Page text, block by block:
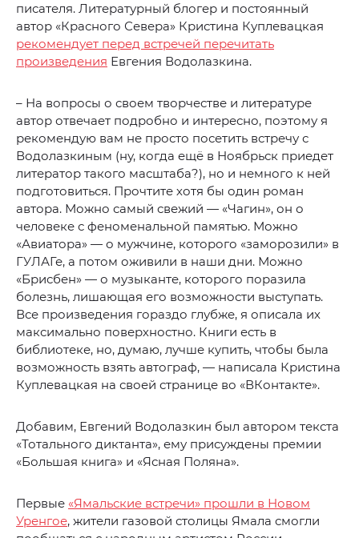
писателя. Литературный блогер и постоянный
автор «Красного Севера» Кристина Куплевацкая
рекомендует перед встречей перечитать
произведения Евгения Водолазкина.
– На вопросы о своем творчестве и литературе
автор отвечает подробно и интересно, поэтому я
рекомендую вам не просто посетить встречу с
Водолазкиным (ну, когда ещё в Ноябрьск приедет
литератор такого масштаба?), но и немного к ней
подготовиться. Прочтите хотя бы один роман
автора. Можно самый свежий — «Чагин», он о
человеке с феноменальной памятью. Можно
«Авиатора» — о мужчине, которого «заморозили» в
ГУЛАГе, а потом оживили в наши дни. Можно
«Брисбен» — о музыканте, которого поразила
болезнь, лишающая его возможности выступать.
Все произведения гораздо глубже, я описала их
максимально поверхностно. Книги есть в
библиотеке, но, думаю, лучше купить, чтобы была
возможность взять автограф, — написала Кристина
Куплевацкая на своей странице во «ВКонтакте».
Добавим, Евгений Водолазкин был автором текста
«Тотального диктанта», ему присуждены премии
«Большая книга» и «Ясная Поляна».
Первые «Ямальские встречи» прошли в Новом
Уренгое, жители газовой столицы Ямала смогли